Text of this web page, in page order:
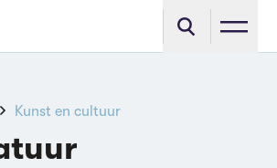
Kunst en cultuur